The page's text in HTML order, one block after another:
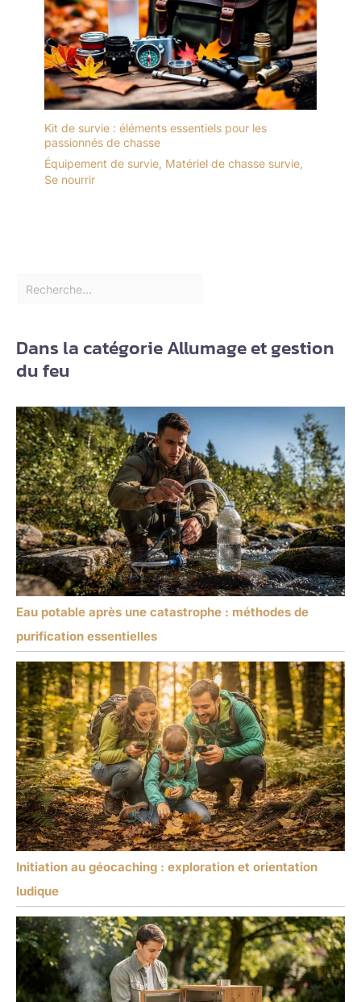
Kit de survie : éléments essentiels pour les
passionnés de chasse
Équipement de survie, Matériel de chasse survie,
Se nourrir
Dans la catégorie Allumage et gestion
du feu
Eau potable après une catastrophe : méthodes de
purification essentielles
Initiation au géocaching : exploration et orientation
ludique